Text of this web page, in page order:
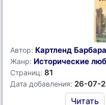
Автор: Картленд Барбара
Жанр: Исторические
Страниц: 81
Дата добавления: 26-07-
Читать